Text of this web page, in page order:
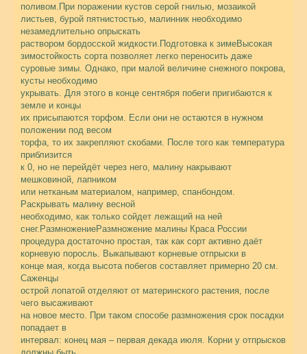
поливом.При поражении кустов серой гнилью, мозаикой
листьев, бурой пятнистостью, малинник необходимо
незамедлительно опрыскать
раствором бордосской жидкости.Подготовка к зимеВысокая
зимостойкость сорта позволяет легко переносить даже
суровые зимы. Однако, при малой величине снежного покрова,
кусты необходимо
укрывать. Для этого в конце сентября побеги пригибаются к
земле и концы
их присыпаются торфом. Если они не остаются в нужном
положении под весом
торфа, то их закрепляют скобами. После того как температура
приблизится
к 0, но не перейдёт через него, малину накрывают
мешковиной, лапником
или нетканым материалом, например, спанбондом.
Раскрывать малину весной
необходимо, как только сойдет лежащий на ней
снег.РазмножениеРазмножение малины Краса России
процедура достаточно простая, так как сорт активно даёт
корневую поросль. Выкапывают корневые отпрыски в
конце мая, когда высота побегов составляет примерно 20 см.
Саженцы
острой лопатой отделяют от материнского растения, после
чего высаживают
на новое место. При таком способе размножения срок посадки
попадает в
интервал: конец мая – первая декада июля. Корни у отпрысков